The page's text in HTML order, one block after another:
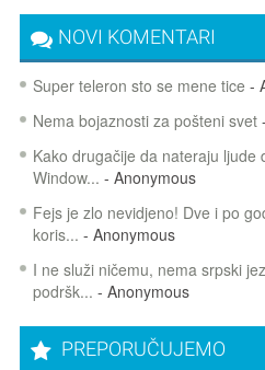
NOVI KOMENTARI
Super teleron sto se mene tice -
Nema bojaznosti za pošteni svet
Kako drugačije da nateraju ljude
Window... - Anonymous
Fejs je zlo nevidjeno! Dve i po
koris... - Anonymous
I ne služi ničemu, nema srpski
podršk... - Anonymous
PREPORUČUJEMO